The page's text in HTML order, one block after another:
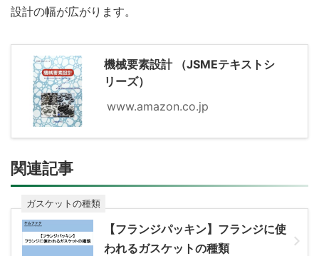
設計の幅が広がります。
機械要素設計 （JSMEテキストシ
リーズ）
www.amazon.co.jp
関連記事
【フランジパッキン】フランジに使
われるガスケットの種類
ガスケットの種類